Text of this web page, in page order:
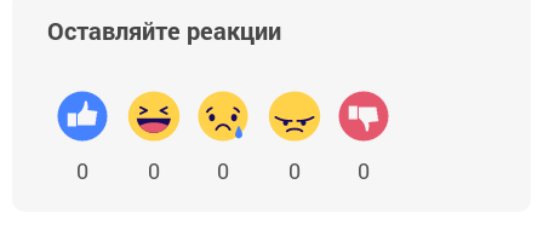
Оставляйте реакции
0 0 0 0 0